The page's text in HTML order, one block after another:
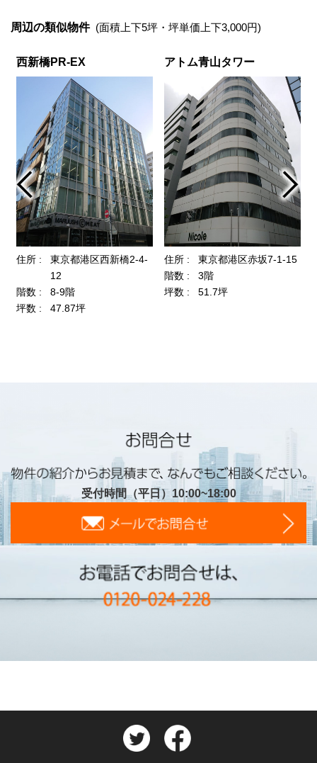
周辺の類似物件 (面積上下5坪・坪単価上下3,000円)
受付時間（平日）10:00~18:00